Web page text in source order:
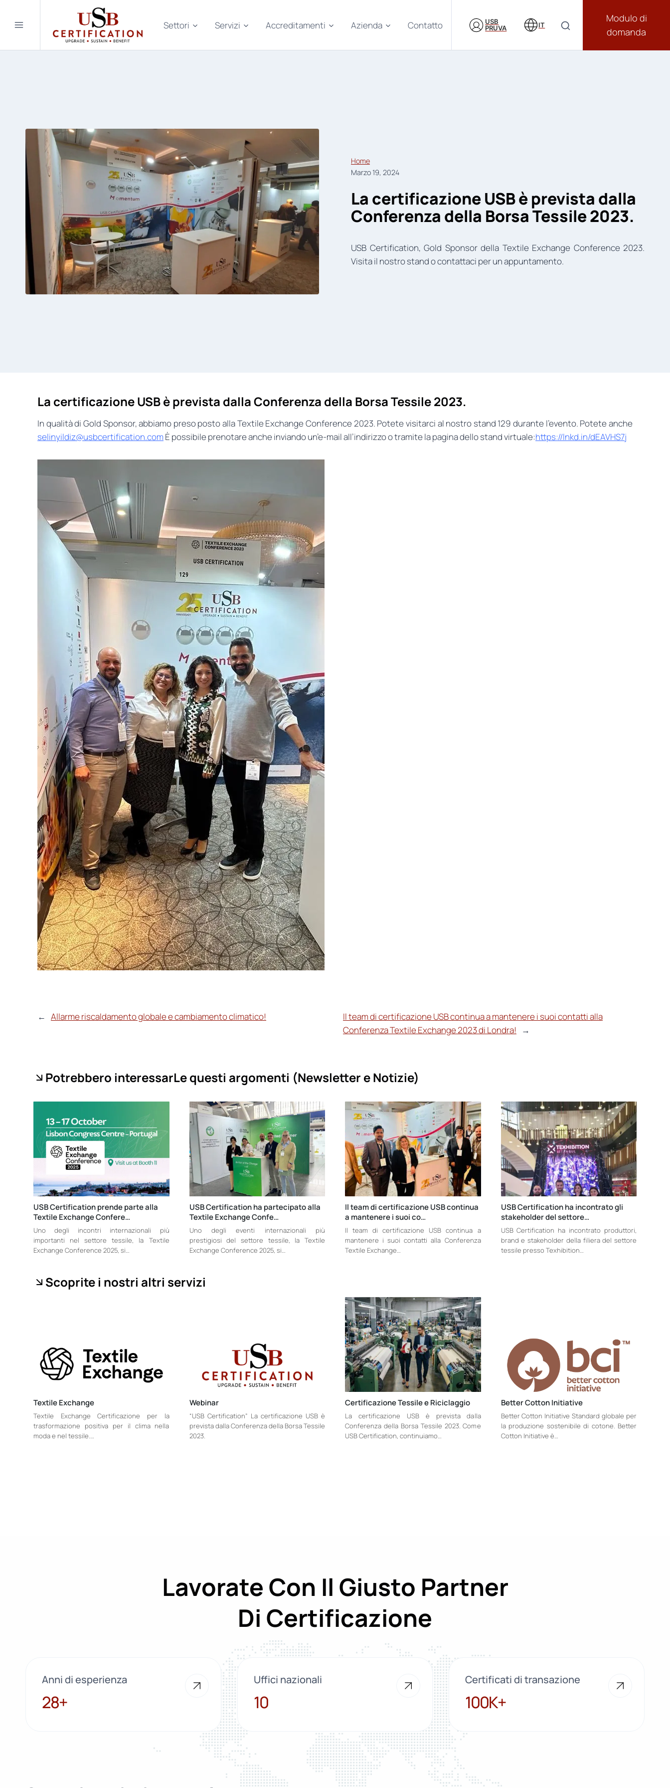
Settori Servizi Accreditamenti Azienda Contatto
USB
PRUVA
IT
Modulo di
domanda
Home
Marzo 19, 2024
La certificazione USB è prevista dalla
Conferenza della Borsa Tessile 2023.
USB Certification, Gold Sponsor della Textile Exchange Conference 2023.
Visita il nostro stand o contattaci per un appuntamento.
La certificazione USB è prevista dalla Conferenza della Borsa Tessile 2023.
In qualità di Gold Sponsor, abbiamo preso posto alla Textile Exchange Conference 2023. Potete visitarci al nostro stand 129 durante l’evento. Potete anche
selinyildiz@usbcertification.com È possibile prenotare anche inviando un’e-mail all’indirizzo o tramite la pagina dello stand virtuale:https://lnkd.in/dEAVHS7j
← Allarme riscaldamento globale e cambiamento climatico!
Il team di certificazione USB continua a mantenere i suoi contatti alla
Conferenza Textile Exchange 2023 di Londra!
→
Potrebbero interessarLe questi argomenti (Newsletter e Notizie)
USB Certification prende parte alla
Textile Exchange Confere…
Uno degli incontri internazionali più
importanti nel settore tessile, la Textile
Exchange Conference 2025, si…
USB Certification ha partecipato alla
Textile Exchange Confe…
Uno degli eventi internazionali più
prestigiosi del settore tessile, la Textile
Exchange Conference 2025, si…
Il team di certificazione USB continua
a mantenere i suoi co…
Il team di certificazione USB continua a
mantenere i suoi contatti alla Conferenza
Textile Exchange…
USB Certification ha incontrato gli
stakeholder del settore…
USB Certification ha incontrato produttori,
brand e stakeholder della filiera del settore
tessile presso Texhibition…
Scoprite i nostri altri servizi
Textile Exchange
Textile Exchange Certificazione per la
trasformazione positiva per il clima nella
moda e nel tessile.…
Webinar
“USB Certification” La certificazione USB è
prevista dalla Conferenza della Borsa Tessile
2023.
Certificazione Tessile e Riciclaggio
La certificazione USB è prevista dalla
Conferenza della Borsa Tessile 2023. Come
USB Certification, continuiamo…
Better Cotton Initiative
Better Cotton Initiative Standard globale per
la produzione sostenibile di cotone. Better
Cotton Initiative è…
Lavorate Con Il Giusto Partner
Di Certificazione
Anni di esperienza
28+
28+
Uffici nazionali
10
10
Certificati di transazione
100K+
100K+